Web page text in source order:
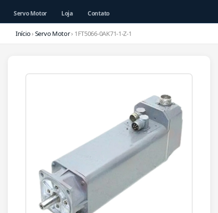
Servo Motor Loja Contato
Início›Servo Motor› 1FT5066-0AK71-1-Z-1